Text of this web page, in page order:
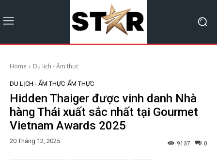
Home Du lịch - Ẩm thực
DU LỊCH - ẨM THỰC ẨM THỰC
Hidden Thaiger được vinh danh Nhà
hàng Thái xuất sắc nhất tại Gourmet
Vietnam Awards 2025
20 Tháng 12, 2025 0
9137